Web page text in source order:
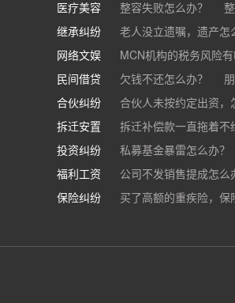
交通事故中，医保和
医疗美容 整容失败怎么办？
医美机构宣传的与实际
医疗器械出问题，怎么
继承纠纷 老人没立遗嘱，遗产怎
基金怎么继承？
股
网络文娱 MCN机构的税务风险有
抖音账号归谁？
民间借贷 欠钱不还怎么办？
帮人担保借款，对方
合伙纠纷 合伙人未按约定出资，
和合伙人有矛盾，怎么
拆迁安置 拆迁补偿款一直拖着不
投资纠纷
私募基金暴雷怎么办？
福利工资
公司不发销售提成怎么
销售目标未完成，公司
保险纠纷 买了高额的重疾险，保